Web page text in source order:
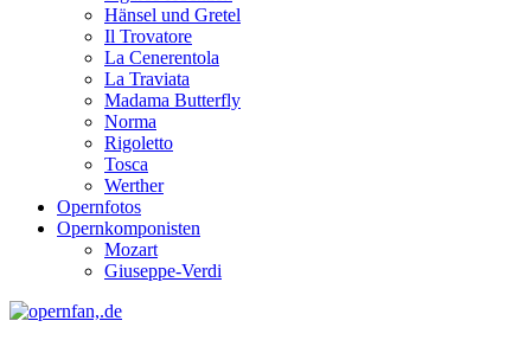
Hänsel und Gretel
Il Trovatore
La Cenerentola
La Traviata
Madama Butterfly
Norma
Rigoletto
Tosca
Werther
Opernfotos
Opernkomponisten
Mozart
Giuseppe-Verdi